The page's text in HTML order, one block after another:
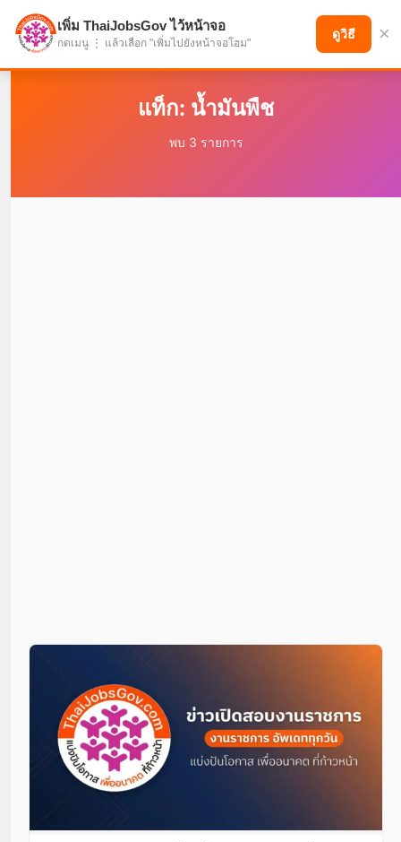
แบ่งปันโอกาส เพื่ออนาคตที่ก้าวหน้า
แท็ก: น้ำมันพืช
พบ 3 รายการ
เพิ่ม ThaiJobsGov ไว้หน้าจอ
กดเมนู ⋮ แล้วเลือก "เพิ่มไปยังหน้าจอโฮม"
ดูวิธี ×